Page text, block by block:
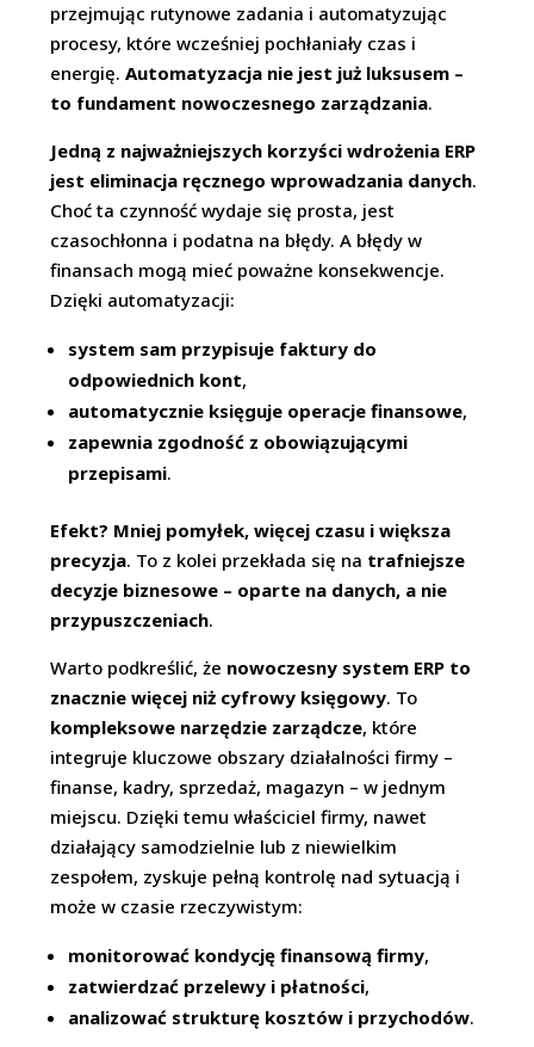
przejmując rutynowe zadania i automatyzując
procesy, które wcześniej pochłaniały czas i
energię.Automatyzacja nie jest już luksusem –
to fundament nowoczesnego zarządzania.
Jedną z najważniejszych korzyści wdrożenia ERP
jest eliminacja ręcznego wprowadzania danych.
Choć ta czynność wydaje się prosta, jest
czasochłonna i podatna na błędy. A błędy w
finansach mogą mieć poważne konsekwencje.
Dzięki automatyzacji:
system sam przypisuje faktury do
odpowiednich kont,
automatycznie księguje operacje finansowe,
zapewnia zgodność z obowiązującymi
przepisami.
Efekt? Mniej pomyłek, więcej czasu i większa
precyzja. To z kolei przekłada się na trafniejsze
decyzje biznesowe – oparte na danych, a nie
przypuszczeniach.
Warto podkreślić, że nowoczesny system ERP to
znacznie więcej niż cyfrowy księgowy. To
kompleksowe narzędzie zarządcze, które
integruje kluczowe obszary działalności firmy –
finanse, kadry, sprzedaż, magazyn – w jednym
miejscu. Dzięki temu właściciel firmy, nawet
działający samodzielnie lub z niewielkim
zespołem, zyskuje pełną kontrolę nad sytuacją i
może w czasie rzeczywistym:
monitorować kondycję finansową firmy,
zatwierdzać przelewy i płatności,
analizować strukturę kosztów i przychodów.